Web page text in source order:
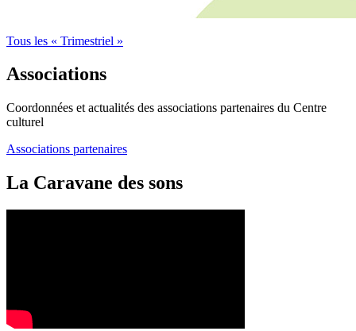
Tous les « Trimestriel »
Associations
Coordonnées et actualités des associations partenaires du Centre
culturel
Associations partenaires
La Caravane des sons